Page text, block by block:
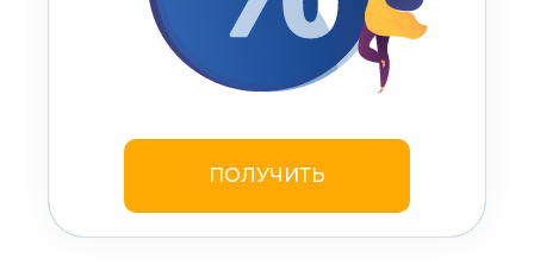
ПОЛУЧИТЬ